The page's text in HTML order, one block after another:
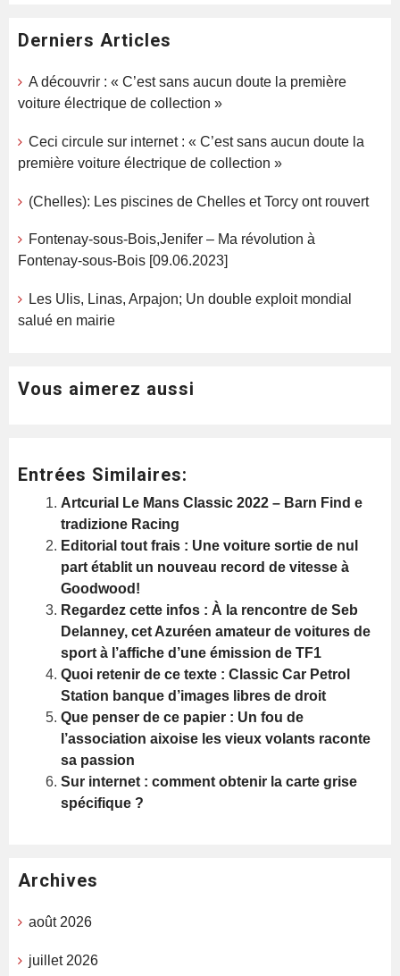
Derniers Articles
A découvrir : « C’est sans aucun doute la première
voiture électrique de collection »
Ceci circule sur internet : « C’est sans aucun doute la
première voiture électrique de collection »
(Chelles): Les piscines de Chelles et Torcy ont rouvert
Fontenay-sous-Bois,Jenifer – Ma révolution à
Fontenay-sous-Bois [09.06.2023]
Les Ulis, Linas, Arpajon; Un double exploit mondial
salué en mairie
Vous aimerez aussi
Entrées Similaires:
Artcurial Le Mans Classic 2022 – Barn Find e
tradizione Racing
Editorial tout frais : Une voiture sortie de nul
part établit un nouveau record de vitesse à
Goodwood!
Regardez cette infos : À la rencontre de Seb
Delanney, cet Azuréen amateur de voitures de
sport à l’affiche d’une émission de TF1
Quoi retenir de ce texte : Classic Car Petrol
Station banque d’images libres de droit
Que penser de ce papier : Un fou de
l’association aixoise les vieux volants raconte
sa passion
Sur internet : comment obtenir la carte grise
spécifique ?
Archives
août 2026
juillet 2026